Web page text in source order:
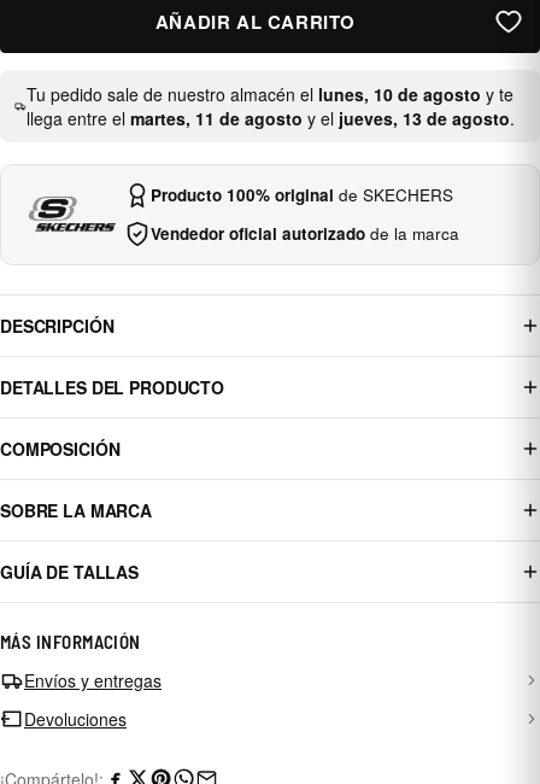
AÑADIR AL CARRITO
Tu pedido sale de nuestro almacén el lunes, 10 de agosto y te
llega entre elmartes, 11 de agosto y el jueves, 13 de agosto.
Producto 100% original de SKECHERS
Vendedor oficial autorizadode la marca
DESCRIPCIÓN
DETALLES DEL PRODUCTO
COMPOSICIÓN
SOBRE LA MARCA
GUÍA DE TALLAS
MÁS INFORMACIÓN
Envíos y entregas
Devoluciones
¡Compártelo!: